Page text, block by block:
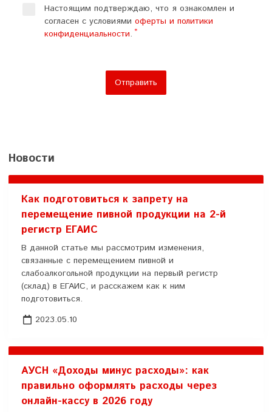
Настоящим подтверждаю, что я ознакомлен и
согласен с условиямиоферты и политики
конфиденциальности.
Отправить
Новости
Как подготовиться к запрету на
перемещение пивной продукции на 2-й
регистр ЕГАИС
В данной статье мы рассмотрим изменения,
связанные с перемещением пивной и
слабоалкогольной продукции на первый регистр
(склад) в ЕГАИС, и расскажем как к ним
подготовиться.
2023.05.10
АУСН «Доходы минус расходы»: как
правильно оформлять расходы через
онлайн-кассу в 2026 году